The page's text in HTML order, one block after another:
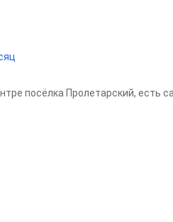
посёлка Пролетарский, есть